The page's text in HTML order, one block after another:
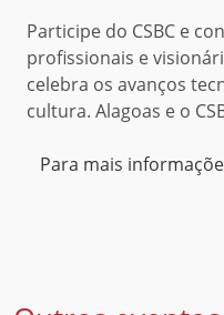
Participe do CSBC e
profissionais e
celebra os avanços
cultura. Alagoas e o
Para mais